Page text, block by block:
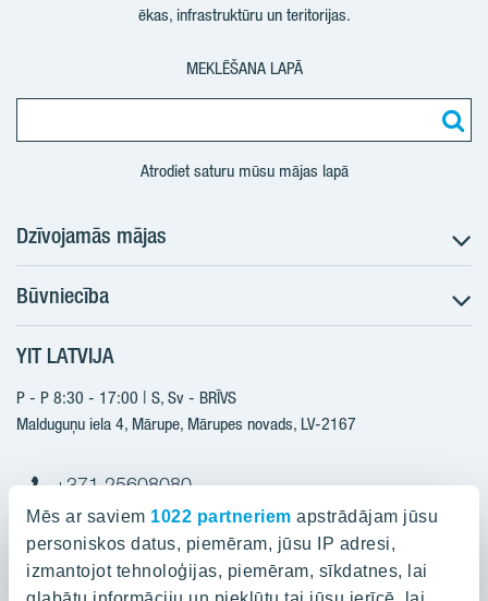
Mēs ar saviem 1022 partneriem apstrādājam jūsu
personiskos datus, piemēram, jūsu IP adresi,
izmantojot tehnoloģijas, piemēram, sīkdatnes, lai
ēkas, infrastruktūru un teritorijas.
MEKLĒŠANA LAPĀ
Atrodiet saturu mūsu mājas lapā
Dzīvojamās mājas
Meklēt dzīvokli
Nākotnes projekti
Pārdošanas informācija
YIT Plus
Kontakti
Būvniecība
Būvniecība
Jaunie projekti
Realizētie projekti
YIT LATVIJA
P - P 8:30 - 17:00 | S, Sv - BRĪVS
Malduguņu iela 4, Mārupe, Mārupes novads, LV-2167
+371 25608080
yitmajas@yit.lv